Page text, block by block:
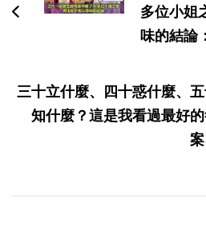
航
多位小姐
味的結論：
三十立什麼、四十惑什麼、
知什麼？這是我看過最好
案